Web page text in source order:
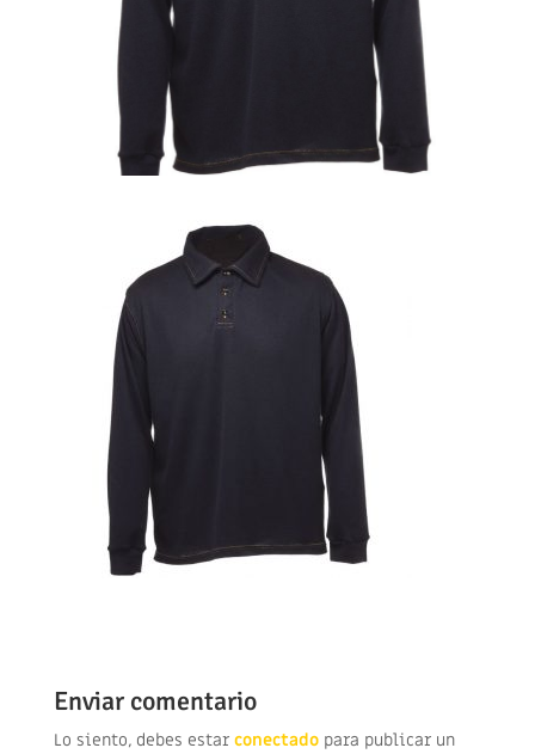
Enviar comentario
Lo siento, debes estar conectadopara publicar un